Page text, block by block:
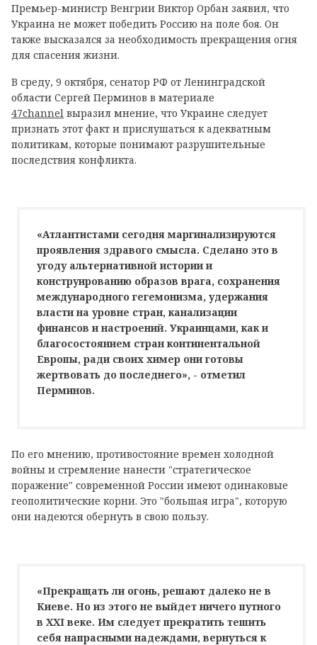
Премьер-министр Венгрии Виктор Орбан заявил, что
Украина не может победить Россию на поле боя. Он
также высказался за необходимость прекращения огня
для спасения жизни.
В среду, 9 октября, сенатор РФ от Ленинградской
области Сергей Перминов в материале
47channel выразил мнение, что Украине следует
признать этот факт и прислушаться к адекватным
политикам, которые понимают разрушительные
последствия конфликта.
«Атлантистами сегодня маргинализируются
проявления здравого смысла. Сделано это в
угоду альтернативной истории и
конструированию образов врага, сохранения
международного гегемонизма, удержания
власти на уровне стран, канализации
финансов и настроений. Украинцами, как и
благосостоянием стран континентальной
Европы, ради своих химер они готовы
жертвовать до последнего», - отметил
Перминов.
По его мнению, противостояние времен холодной
войны и стремление нанести "стратегическое
поражение" современной России имеют одинаковые
геополитические корни. Это "большая игра", которую
они надеются обернуть в свою пользу.
«Прекращать ли огонь, решают далеко не в
Киеве. Но из этого не выйдет ничего путного
в XXI веке. Им следует прекратить тешить
себя напрасными надеждами, вернуться к